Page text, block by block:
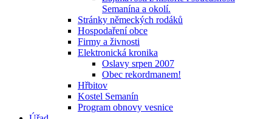
Semanína a okolí.
Stránky německých rodáků
Hospodaření obce
Firmy a živnosti
Elektronická kronika
Oslavy srpen 2007
Obec rekordmanem!
Hřbitov
Kostel Semanín
Program obnovy vesnice